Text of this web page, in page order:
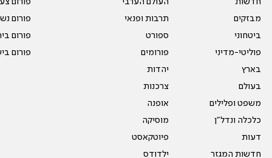
חדשות
מבזקים
ביטחוני
פוליטי-מדיני
בארץ
בעולם
משפט ופלילים
כלכלה ונדל"ן
דעות
חדשות המגזר
העולם הערבי
תרבות ופנאי
ספורט
פורומים
יהדות
צרכנות
אופנה
מוסיקה
פיוטקאסט
ילדודס
פורום
פורום
פורום
פורום